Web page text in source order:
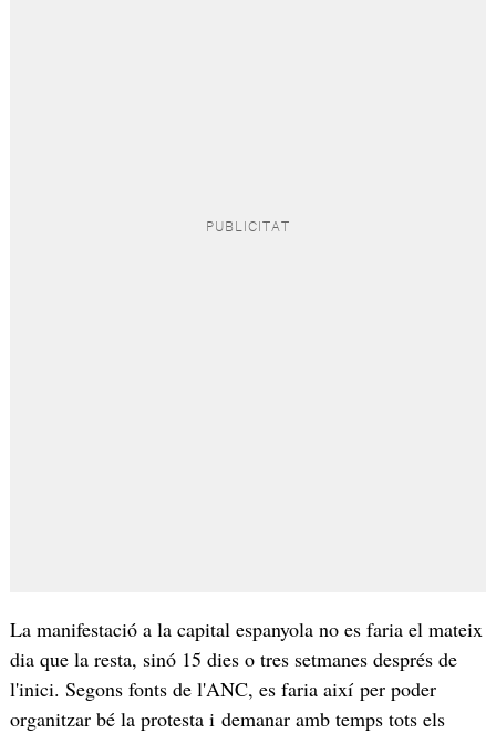
La manifestació a la capital espanyola no es faria el mateix
dia que la resta, sinó 15 dies o tres setmanes després de
l'inici. Segons fonts de l'ANC, es faria així per poder
organitzar bé la protesta i demanar amb temps tots els